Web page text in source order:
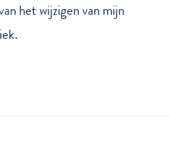
het wijzigen van mijn